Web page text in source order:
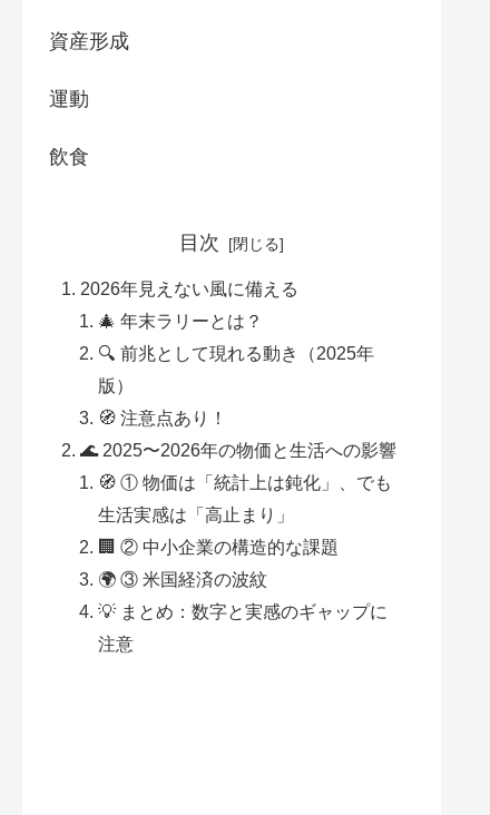
資産形成
運動
飲食
目次
2026年見えない風に備える
🎄 年末ラリーとは？
🔍 前兆として現れる動き（2025年
版）
🧭 注意点あり！
🌊 2025〜2026年の物価と生活への影響
🧭 ① 物価は「統計上は鈍化」、でも
生活実感は「高止まり」
🏢 ② 中小企業の構造的な課題
🌍 ③ 米国経済の波紋
💡 まとめ：数字と実感のギャップに
注意